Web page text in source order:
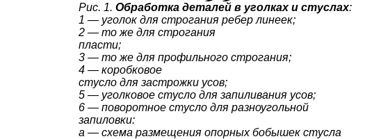
Рис. 1. Обработка деталей в уголках и стуслах:
1 — уголок для строгания ребер линеек;
2 — то же для строгания
пласти;
3 — то же для профильного строгания;
4 — коробковое
стусло для застрожки усов;
5 — уголковое стусло для запиливания усов;
6 — поворотное стусло для разноугольной
запиловки:
а — схема размещения опорных бобышек стусла